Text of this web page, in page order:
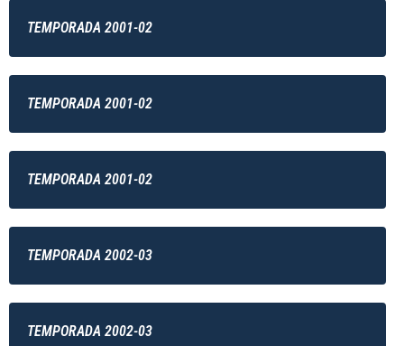
TEMPORADA 2001-02
TEMPORADA 2001-02
TEMPORADA 2001-02
TEMPORADA 2002-03
TEMPORADA 2002-03